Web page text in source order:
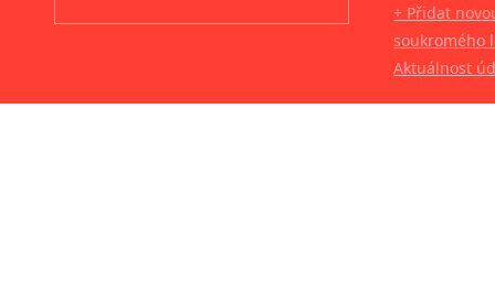
+ Přidat
soukromého
Aktuálnost